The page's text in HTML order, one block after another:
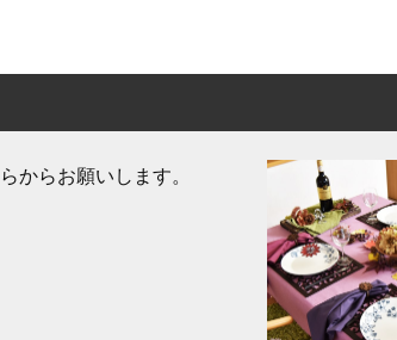
からお願いします。